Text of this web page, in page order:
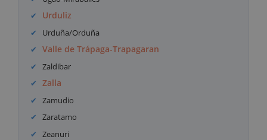
Urduliz
Urduña/Orduña
Valle de Trápaga-Trapagaran
Zaldibar
Zalla
Zamudio
Zaratamo
Zeanuri